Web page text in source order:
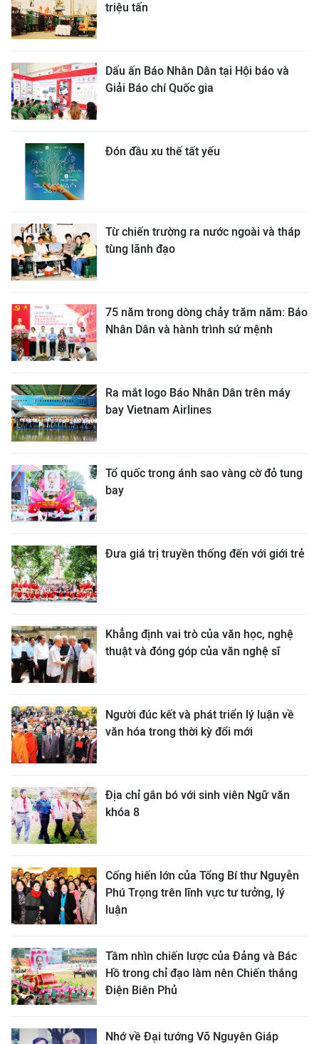
triệu tấn
Dấu ấn Báo Nhân Dân tại Hội báo và
Giải Báo chí Quốc gia
Đón đầu xu thế tất yếu
Từ chiến trường ra nước ngoài và tháp
tùng lãnh đạo
75 năm trong dòng chảy trăm năm: Báo
Nhân Dân và hành trình sứ mệnh
Ra mắt logo Báo Nhân Dân trên máy
bay Vietnam Airlines
Tổ quốc trong ánh sao vàng cờ đỏ tung
bay
Đưa giá trị truyền thống đến với giới trẻ
Khẳng định vai trò của văn học, nghệ
thuật và đóng góp của văn nghệ sĩ
Người đúc kết và phát triển lý luận về
văn hóa trong thời kỳ đổi mới
Địa chỉ gắn bó với sinh viên Ngữ văn
khóa 8
Cống hiến lớn của Tổng Bí thư Nguyễn
Phú Trọng trên lĩnh vực tư tưởng, lý
luận
Tầm nhìn chiến lược của Đảng và Bác
Hồ trong chỉ đạo làm nên Chiến thắng
Điện Biên Phủ
Nhớ về Đại tướng Võ Nguyên Giáp